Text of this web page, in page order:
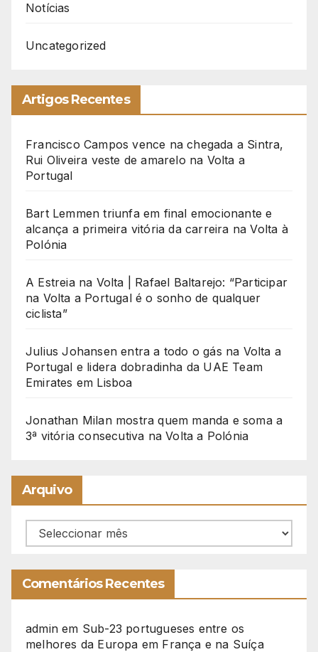
Notícias
Uncategorized
Artigos Recentes
Francisco Campos vence na chegada a Sintra,
Rui Oliveira veste de amarelo na Volta a
Portugal
Bart Lemmen triunfa em final emocionante e
alcança a primeira vitória da carreira na Volta à
Polónia
A Estreia na Volta | Rafael Baltarejo: “Participar
na Volta a Portugal é o sonho de qualquer
ciclista”
Julius Johansen entra a todo o gás na Volta a
Portugal e lidera dobradinha da UAE Team
Emirates em Lisboa
Jonathan Milan mostra quem manda e soma a
3ª vitória consecutiva na Volta a Polónia
Arquivo
Arquivo
Comentários Recentes
admin em Sub-23 portugueses entre os
melhores da Europa em França e na Suíça